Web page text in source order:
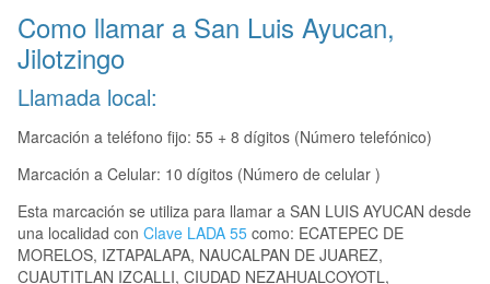
Como llamar a San Luis Ayucan,
Jilotzingo
Llamada local:
Marcación a teléfono fijo: 55 + 8 dígitos (Número telefónico)
Marcación a Celular: 10 dígitos (Número de celular )
Esta marcación se utiliza para llamar a SAN LUIS AYUCAN desde
una localidad con Clave LADA 55 como: ECATEPEC DE
MORELOS, IZTAPALAPA, NAUCALPAN DE JUAREZ,
CUAUTITLAN IZCALLI, CIUDAD NEZAHUALCOYOTL,